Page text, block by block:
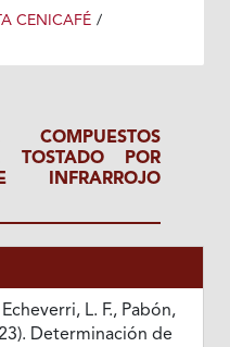
CENICAFÉ /
COMPUESTOS
TOSTADO POR
INFRARROJO
L. F., Pabón,
Determinación de